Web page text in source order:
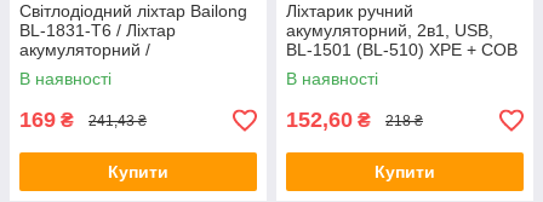
Світлодіодний ліхтар Bailong
BL-1831-T6 / Ліхтар
акумуляторний /
Акумуляторний ліхтарик
В наявності
169 ₴ 241,43 ₴
Купити
Ліхтарик ручний
акумуляторний, 2в1, USB,
BL-1501 (ВL-510) XPE + COB
/ Кишеньковий ліхтар з
боковою лампою та кейсом
В наявності
152,60 ₴ 218 ₴
Купити